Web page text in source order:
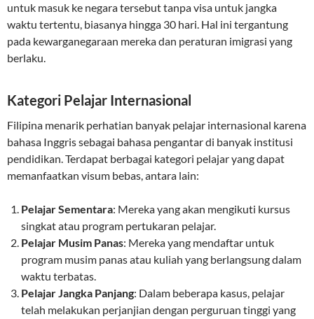
untuk masuk ke negara tersebut tanpa visa untuk jangka
waktu tertentu, biasanya hingga 30 hari. Hal ini tergantung
pada kewarganegaraan mereka dan peraturan imigrasi yang
berlaku.
Kategori Pelajar Internasional
Filipina menarik perhatian banyak pelajar internasional karena
bahasa Inggris sebagai bahasa pengantar di banyak institusi
pendidikan. Terdapat berbagai kategori pelajar yang dapat
memanfaatkan visum bebas, antara lain:
Pelajar Sementara: Mereka yang akan mengikuti kursus
singkat atau program pertukaran pelajar.
Pelajar Musim Panas: Mereka yang mendaftar untuk
program musim panas atau kuliah yang berlangsung dalam
waktu terbatas.
Pelajar Jangka Panjang: Dalam beberapa kasus, pelajar
telah melakukan perjanjian dengan perguruan tinggi yang